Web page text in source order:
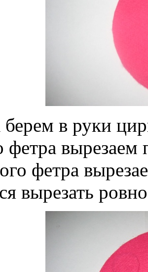
в руки
фетра
фетра
вырезать